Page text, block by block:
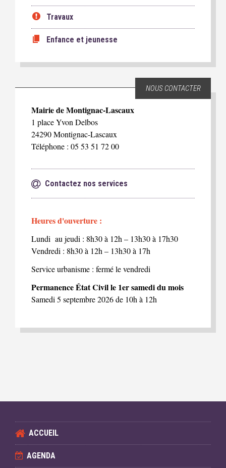
Travaux
Enfance et jeunesse
NOUS CONTACTER
Mairie de Montignac-Lascaux
1 place Yvon Delbos
24290 Montignac-Lascaux
Téléphone : 05 53 51 72 00
Contactez nos services
Heures d'ouverture :
Lundi au jeudi : 8h30 à 12h – 13h30 à 17h30
Vendredi : 8h30 à 12h – 13h30 à 17h
Service urbanisme : fermé le vendredi
Permanence État Civil le 1er samedi du mois
Samedi 5 septembre 2026 de 10h à 12h
ACCUEIL
AGENDA